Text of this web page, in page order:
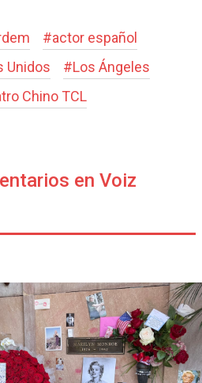
#actor español
Unidos #Los Ángeles
Chino TCL
en Voiz